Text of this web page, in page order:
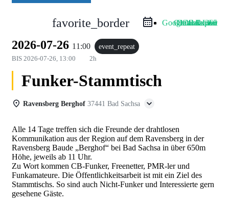
favorite_border iCal Export
Google Calendar
Outlook 365
Outlook Live
2026-07-26 11:00 event_repeat
BIS 2026-07-26, 13:00 2h
Funker-Stammtisch
Ravensberg Berghof 37441 Bad Sachsa
Alle 14 Tage treffen sich die Freunde der drahtlosen
Kommunikation aus der Region auf dem Ravensberg in der
Ravensberg Baude „Berghof“ bei Bad Sachsa in über 650m
Höhe, jeweils ab 11 Uhr.
Zu Wort kommen CB-Funker, Freenetter, PMR-ler und
Funkamateure. Die Öffentlichkeitsarbeit ist mit ein Ziel des
Stammtischs. So sind auch Nicht-Funker und Interessierte gern
gesehene Gäste.